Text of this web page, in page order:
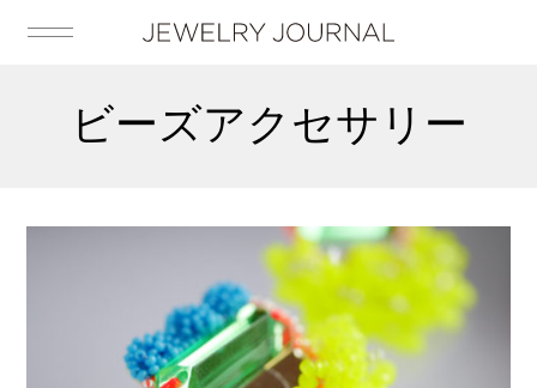
ビーズアクセサリー